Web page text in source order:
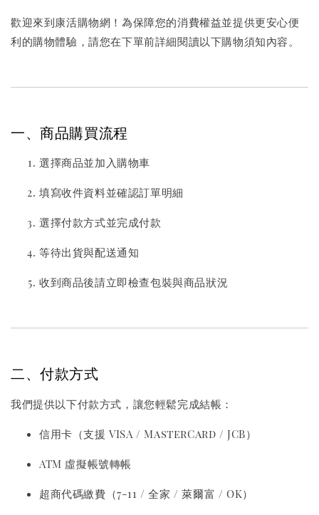
歡迎來到康活購物網！為保障您的消費權益並提供更安心便
利的購物體驗，請您在下單前詳細閱讀以下購物須知內容。
一、商品購買流程
選擇商品並加入購物車
填寫收件資料並確認訂單明細
選擇付款方式並完成付款
等待出貨與配送通知
收到商品後請立即檢查包裝與商品狀況
二、付款方式
我們提供以下付款方式，讓您輕鬆完成結帳：
信用卡（支援 VISA / MasterCard / JCB）
ATM 虛擬帳號轉帳
超商代碼繳費（7-11 / 全家 / 萊爾富 / OK）